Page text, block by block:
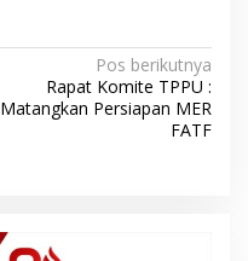
Pos berikutnya
Rapat Komite TPPU :
Matangkan Persiapan MER
FATF